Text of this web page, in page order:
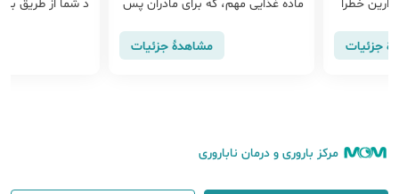
خطرا
جزئیات
ماده غذایی مهم، که برای مادران پس
مشاهدهٔ جزئیات
د شما از طریق
مرکز باروری و درمان ناباروری